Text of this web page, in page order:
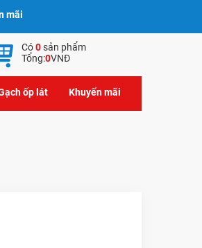
mãi
Có0sản phẩm
Tổng:0VNĐ
ốp lát Khuyến mãi